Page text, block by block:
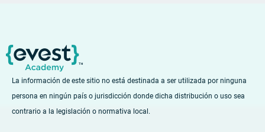
La información de este sitio no está destinada a ser utilizada por ninguna
persona en ningún país o jurisdicción donde dicha distribución o uso sea
contrario a la legislación o normativa local.